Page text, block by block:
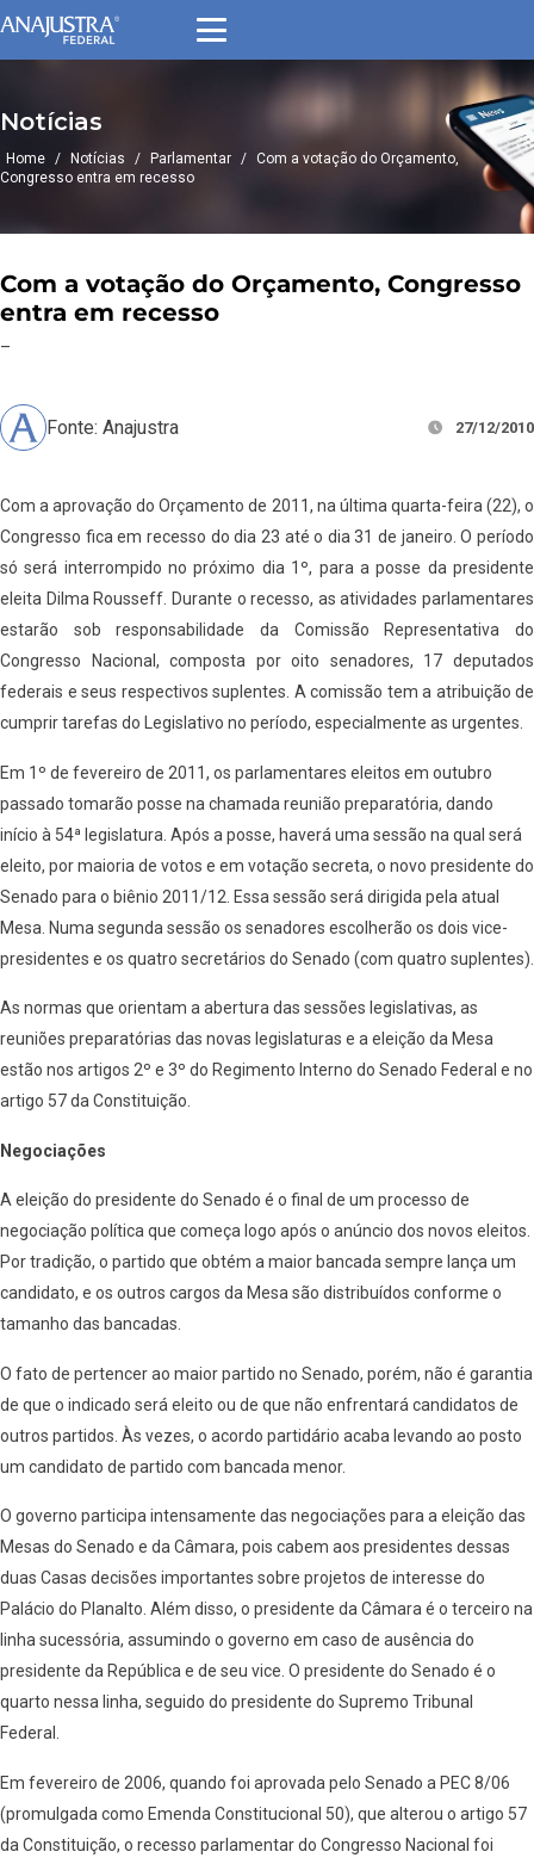
Notícias
Home / Notícias / Parlamentar / Com a votação do Orçamento,
Congresso entra em recesso
Com a votação do Orçamento, Congresso
entra em recesso
–
Fonte: Anajustra 27/12/2010
Com a aprovação do Orçamento de 2011, na última quarta-feira (22), o
Congresso fica em recesso do dia 23 até o dia 31 de janeiro. O período
só será interrompido no próximo dia 1º, para a posse da presidente
eleita Dilma Rousseff. Durante o recesso, as atividades parlamentares
estarão sob responsabilidade da Comissão Representativa do
Congresso Nacional, composta por oito senadores, 17 deputados
federais e seus respectivos suplentes. A comissão tem a atribuição de
cumprir tarefas do Legislativo no período, especialmente as urgentes.
Em 1º de fevereiro de 2011, os parlamentares eleitos em outubro
passado tomarão posse na chamada reunião preparatória, dando
início à 54ª legislatura. Após a posse, haverá uma sessão na qual será
eleito, por maioria de votos e em votação secreta, o novo presidente do
Senado para o biênio 2011/12. Essa sessão será dirigida pela atual
Mesa. Numa segunda sessão os senadores escolherão os dois vice-
presidentes e os quatro secretários do Senado (com quatro suplentes).
As normas que orientam a abertura das sessões legislativas, as
reuniões preparatórias das novas legislaturas e a eleição da Mesa
estão nos artigos 2º e 3º do Regimento Interno do Senado Federal e no
artigo 57 da Constituição.
Negociações
A eleição do presidente do Senado é o final de um processo de
negociação política que começa logo após o anúncio dos novos eleitos.
Por tradição, o partido que obtém a maior bancada sempre lança um
candidato, e os outros cargos da Mesa são distribuídos conforme o
tamanho das bancadas.
O fato de pertencer ao maior partido no Senado, porém, não é garantia
de que o indicado será eleito ou de que não enfrentará candidatos de
outros partidos. Às vezes, o acordo partidário acaba levando ao posto
um candidato de partido com bancada menor.
O governo participa intensamente das negociações para a eleição das
Mesas do Senado e da Câmara, pois cabem aos presidentes dessas
duas Casas decisões importantes sobre projetos de interesse do
Palácio do Planalto. Além disso, o presidente da Câmara é o terceiro na
linha sucessória, assumindo o governo em caso de ausência do
presidente da República e de seu vice. O presidente do Senado é o
quarto nessa linha, seguido do presidente do Supremo Tribunal
Federal.
Em fevereiro de 2006, quando foi aprovada pelo Senado a PEC 8/06
(promulgada como Emenda Constitucional 50), que alterou o artigo 57
da Constituição, o recesso parlamentar do Congresso Nacional foi